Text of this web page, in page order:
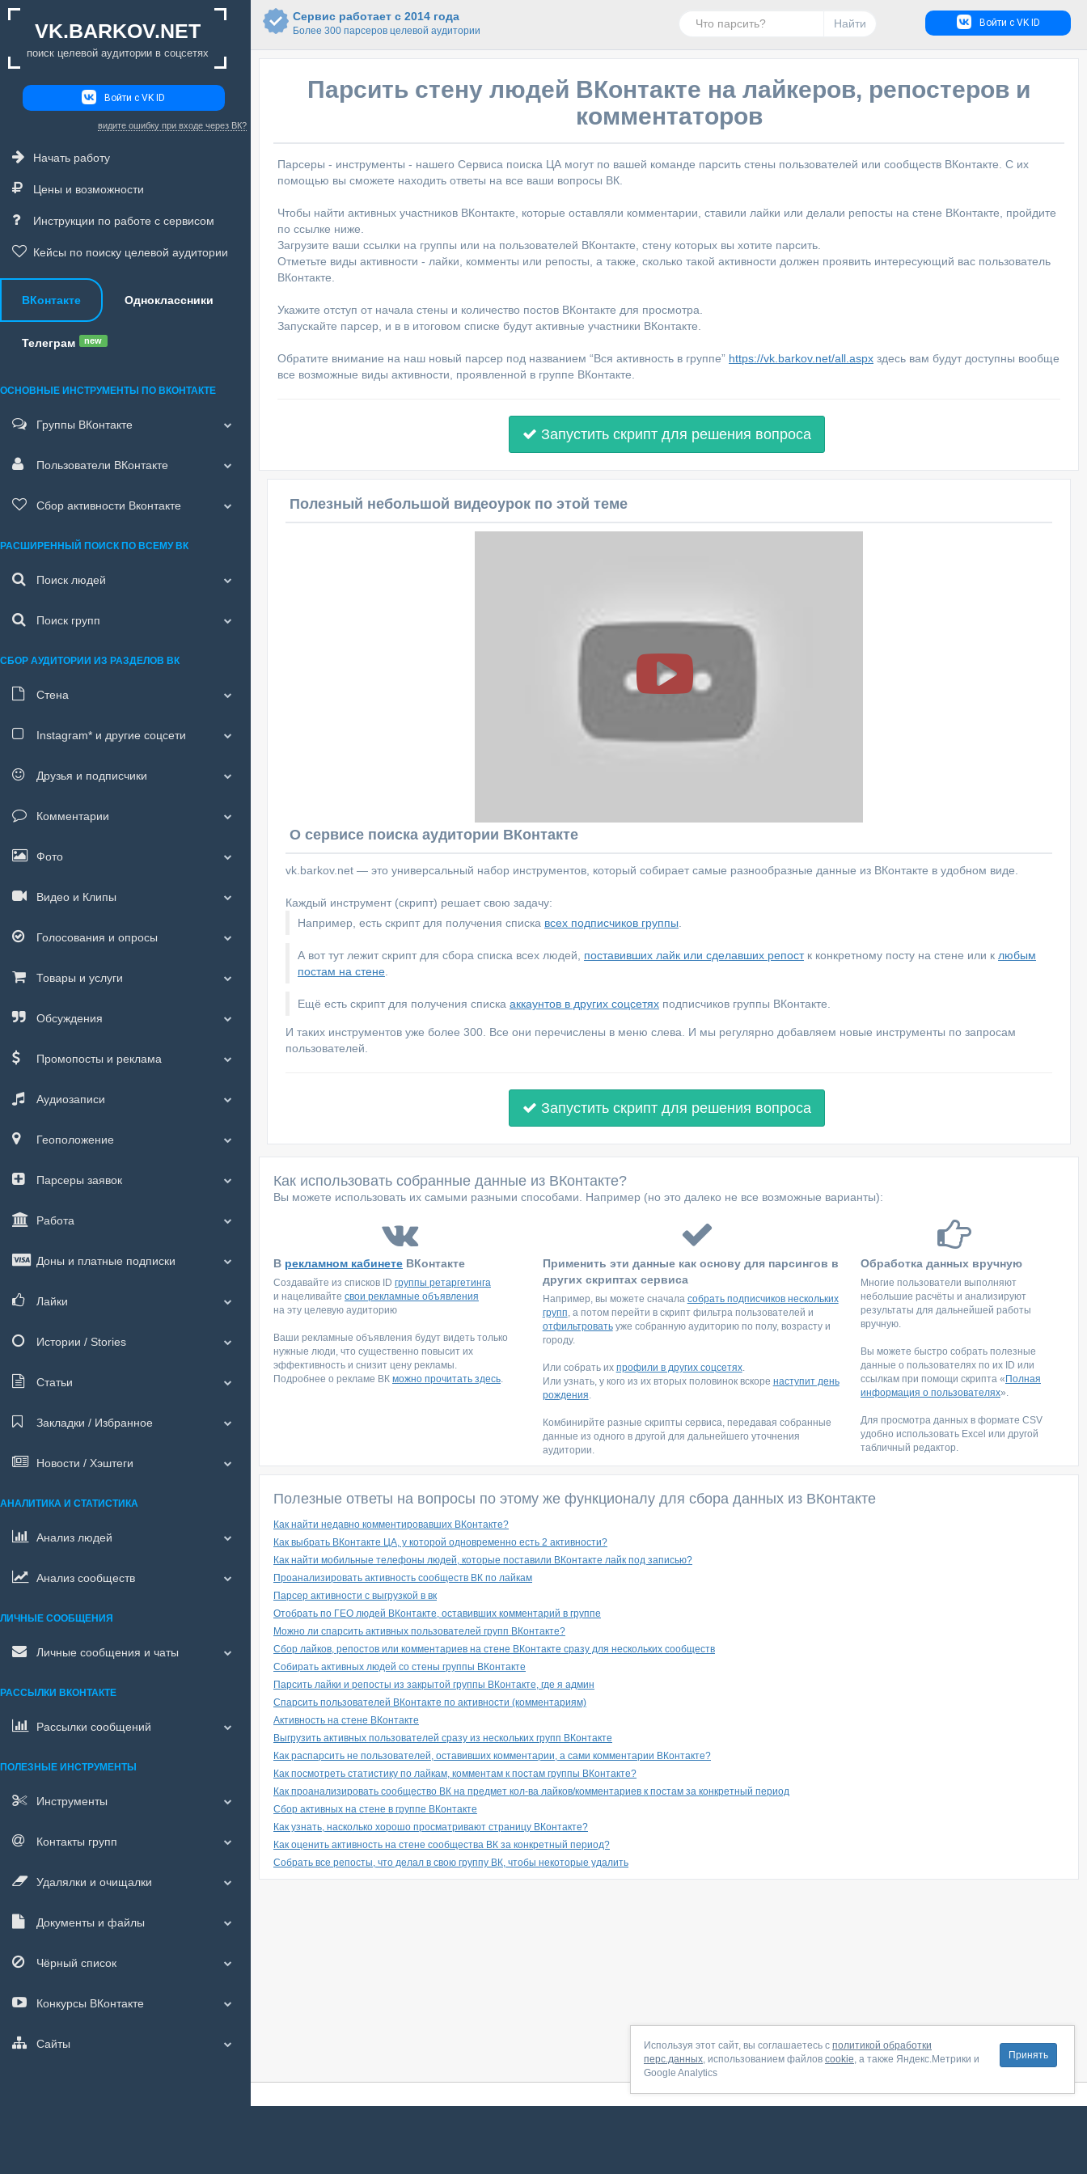
Сервис работает с 2014 года
Более 300 парсеров целевой аудитории
Войти с VK ID
Найти
Парсить стену людей ВКонтакте на лайкеров, репостеров и
комментаторов
Парсеры - инструменты - нашего Сервиса поиска ЦА могут по вашей команде парсить стены пользователей или сообществ ВКонтакте. С их
помощью вы сможете находить ответы на все ваши вопросы ВК.
Чтобы найти активных участников ВКонтакте, которые оставляли комментарии, ставили лайки или делали репосты на стене ВКонтакте, пройдите
по ссылке ниже.
Загрузите ваши ссылки на группы или на пользователей ВКонтакте, стену которых вы хотите парсить.
Отметьте виды активности - лайки, комменты или репосты, а также, сколько такой активности должен проявить интересующий вас пользователь
ВКонтакте.
Укажите отступ от начала стены и количество постов ВКонтакте для просмотра.
Запускайте парсер, и в в итоговом списке будут активные участники ВКонтакте.
Обратите внимание на наш новый парсер под названием “Вся активность в группе” https://vk.barkov.net/all.aspx здесь вам будут доступны вообще
все возможные виды активности, проявленной в группе ВКонтакте.
Запустить скрипт для решения вопроса
Полезный небольшой видеоурок по этой теме
О сервисе поиска аудитории ВКонтакте
vk.barkov.net — это универсальный набор инструментов, который собирает самые разнообразные данные из ВКонтакте в удобном виде.
Каждый инструмент (скрипт) решает свою задачу:
Например, есть скрипт для получения списка всех подписчиков группы
А вот тут лежит скрипт для сбора списка всех людей, поставивших лайк или сделавших репостк конкретному посту на стене или к любым
постам на стене
Ещё есть скрипт для получения списка аккаунтов в других соцсетях подписчиков группы ВКонтакте.
И таких инструментов уже более 300. Все они перечислены в меню слева. И мы регулярно добавляем новые инструменты по запросам
пользователей.
Запустить скрипт для решения вопроса
Как использовать собранные данные из ВКонтакте?
Вы можете использовать их самыми разными способами. Например (но это далеко не все возможные варианты):
В рекламном кабинете ВКонтакте
Создавайте из списков ID группы ретаргетинга
и нацеливайте свои рекламные объявления
на эту целевую аудиторию
Ваши рекламные объявления будут видеть только
нужные люди, что существенно повысит их
эффективность и снизит цену рекламы.
Подробнее о рекламе ВК можно прочитать здесь.
Применить эти данные как основу для парсингов в
других скриптах сервиса
Например, вы можете сначала собрать подписчиков нескольких
групп, а потом перейти в скрипт фильтра пользователей и
отфильтроватьуже собранную аудиторию по полу, возрасту и
городу.
Или собрать их профили в других соцсетях.
Или узнать, у кого из их вторых половинок вскоре наступит день
рождения.
Комбинирйте разные скрипты сервиса, передавая собранные
данные из одного в другой для дальнейшего уточнения
аудитории.
Обработка данных вручную
Многие пользователи выполняют
небольшие расчёты и анализируют
результаты для дальнейшей работы
вручную.
Вы можете быстро собрать полезные
данные о пользователях по их ID или
ссылкам при помощи скрипта « Полная
информация о пользователях».
Для просмотра данных в формате CSV
удобно использовать Excel или другой
табличный редактор.
Полезные ответы на вопросы по этому же функционалу для сбора данных из ВКонтакте
Как найти недавно комментировавших ВКонтакте?
Как выбрать ВКонтакте ЦА, у которой одновременно есть 2 активности?
Как найти мобильные телефоны людей, которые поставили ВКонтакте лайк под записью?
Проанализировать активность сообществ ВК по лайкам
Парсер активности с выгрузкой в вк
Отобрать по ГЕО людей ВКонтакте, оставивших комментарий в группе
Можно ли спарсить активных пользователей групп ВКонтакте?
Сбор лайков, репостов или комментариев на стене ВКонтакте сразу для нескольких сообществ
Собирать активных людей со стены группы ВКонтакте
Парсить лайки и репосты из закрытой группы ВКонтакте, где я админ
Спарсить пользователей ВКонтакте по активности (комментариям)
Активность на стене ВКонтакте
Выгрузить активных пользователей сразу из нескольких групп ВКонтакте
Как распарсить не пользователей, оставивших комментарии, а сами комментарии ВКонтакте?
Как посмотреть статистику по лайкам, комментам к постам группы ВКонтакте?
Как проанализировать сообщество ВК на предмет кол-ва лайков/комментариев к постам за конкретный период
Сбор активных на стене в группе ВКонтакте
Как узнать, насколько хорошо просматривают страницу ВКонтакте?
Как оценить активность на стене сообщества ВК за конкретный период?
Собрать все репосты, что делал в свою группу ВК, чтобы некоторые удалить
VK.BARKOV.NET
поиск целевой аудитории в соцсетях
Войти с VK ID
видите ошибку при входе через ВК?
Начать работу
Цены и возможности
Инструкции по работе с сервисом
Кейсы по поиску целевой аудитории
ВКонтакте Одноклассники
Телеграм new
ОСНОВНЫЕ ИНСТРУМЕНТЫ ПО ВКОНТАКТЕ
Группы ВКонтакте
Пользователи ВКонтакте
Сбор активности Вконтакте
РАСШИРЕННЫЙ ПОИСК ПО ВСЕМУ ВК
Поиск людей
Поиск групп
СБОР АУДИТОРИИ ИЗ РАЗДЕЛОВ ВК
Стена
Instagram* и другие соцсети
Друзья и подписчики
Комментарии
Фото
Видео и Клипы
Голосования и опросы
Товары и услуги
Обсуждения
Промопосты и реклама
Аудиозаписи
Геоположение
Парсеры заявок
Работа
Доны и платные подписки
Лайки
Истории / Stories
Статьи
Закладки / Избранное
Новости / Хэштеги
АНАЛИТИКА И СТАТИСТИКА
Анализ людей
Анализ сообществ
ЛИЧНЫЕ СООБЩЕНИЯ
Личные сообщения и чаты
РАССЫЛКИ ВКОНТАКТЕ
Рассылки сообщений
ПОЛЕЗНЫЕ ИНСТРУМЕНТЫ
Инструменты
Контакты групп
Удалялки и очищалки
Документы и файлы
Чёрный список
Конкурсы ВКонтакте
Сайты
Принять
Используя этот сайт, вы соглашаетесь с политикой обработки
перс.данных, использованием файлов cookie, а также Яндекс.Метрики и
Google Analytics